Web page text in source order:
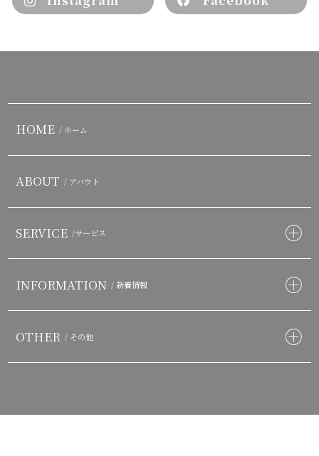
HOME / ホーム
ABOUT / アバウト
SERVICE /サービス
INFORMATION / 新着情報
OTHER / その他